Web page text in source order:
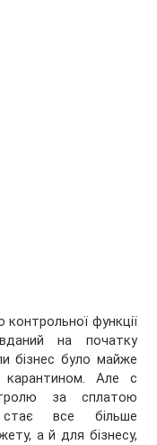
функції
на початку
бізнес було майже
карантином. Але с
за сплатою
все більше
а й для бізнесу,